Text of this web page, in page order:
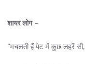
शायर लोग–
“मचलती हैं पेट में कुछ लहरें सी,